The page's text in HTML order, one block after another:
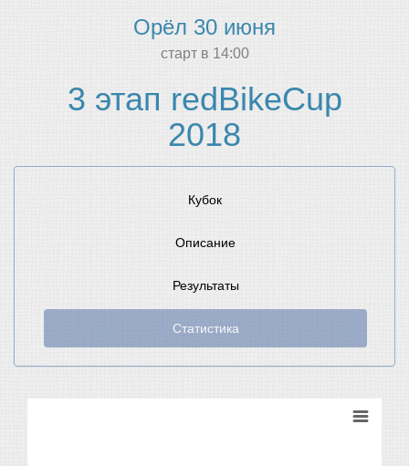
Орёл 30 июня
cтарт в 14:00
3 этап redBikeCup
2018
Кубок
Описание
Результаты
Статистика